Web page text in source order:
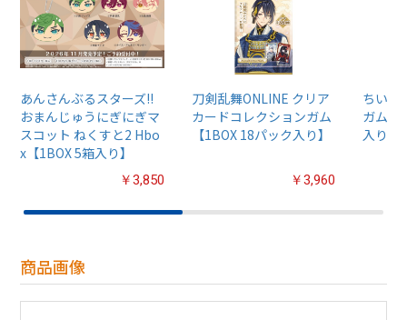
あんさんぶるスターズ!!
おまんじゅうにぎにぎマ
スコット ねくすと2 Hbo
x【1BOX 5箱入り】
￥3,850
刀剣乱舞ONLINE クリア
カードコレクションガム
【1BOX 18パック入り】
￥3,960
ちいか
ガム4
入り】
商品画像